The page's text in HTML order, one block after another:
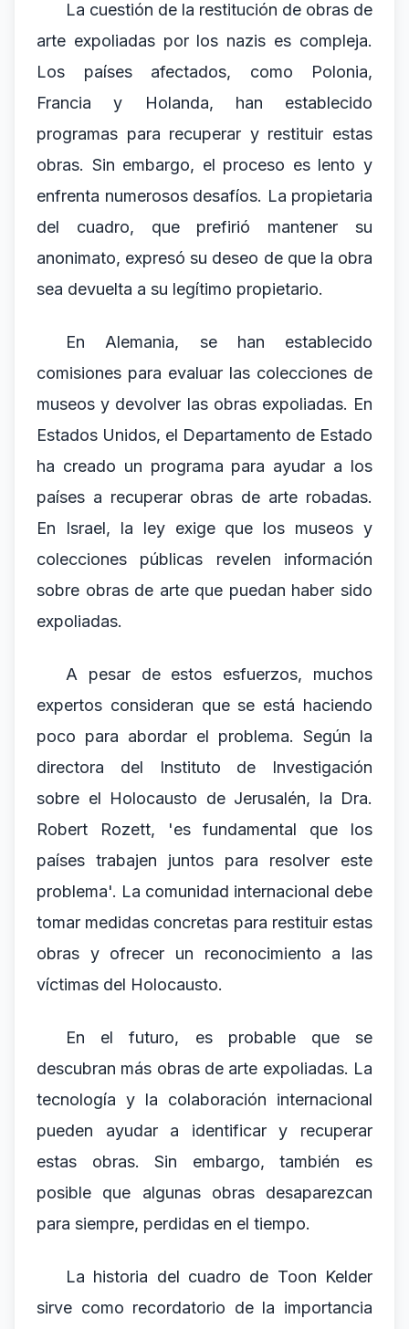
La cuestión de la restitución de obras de
arte expoliadas por los nazis es compleja.
Los países afectados, como Polonia,
Francia y Holanda, han establecido
programas para recuperar y restituir estas
obras. Sin embargo, el proceso es lento y
enfrenta numerosos desafíos. La propietaria
del cuadro, que prefirió mantener su
anonimato, expresó su deseo de que la obra
sea devuelta a su legítimo propietario.
En Alemania, se han establecido
comisiones para evaluar las colecciones de
museos y devolver las obras expoliadas. En
Estados Unidos, el Departamento de Estado
ha creado un programa para ayudar a los
países a recuperar obras de arte robadas.
En Israel, la ley exige que los museos y
colecciones públicas revelen información
sobre obras de arte que puedan haber sido
expoliadas.
A pesar de estos esfuerzos, muchos
expertos consideran que se está haciendo
poco para abordar el problema. Según la
directora del Instituto de Investigación
sobre el Holocausto de Jerusalén, la Dra.
Robert Rozett, 'es fundamental que los
países trabajen juntos para resolver este
problema'. La comunidad internacional debe
tomar medidas concretas para restituir estas
obras y ofrecer un reconocimiento a las
víctimas del Holocausto.
En el futuro, es probable que se
descubran más obras de arte expoliadas. La
tecnología y la colaboración internacional
pueden ayudar a identificar y recuperar
estas obras. Sin embargo, también es
posible que algunas obras desaparezcan
para siempre, perdidas en el tiempo.
La historia del cuadro de Toon Kelder
sirve como recordatorio de la importancia